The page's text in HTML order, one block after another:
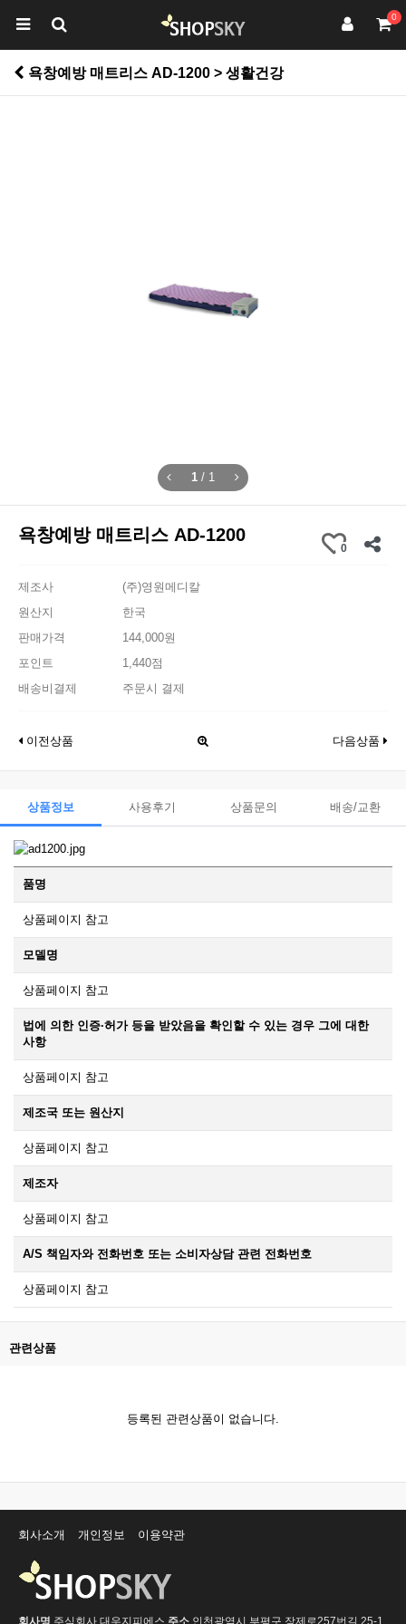
0
욕창예방 매트리스 AD-1200 > 생활건강
1 / 1
욕창예방 매트리스 AD-1200
0
제조사
(주)영원메디칼
원산지
한국
판매가격
144,000원
포인트
1,440점
배송비결제
주문시 결제
이전상품 다음상품
상품정보 사용후기 상품문의 배송/교환
품명
상품페이지 참고
모델명
상품페이지 참고
법에 의한 인증·허가 등을 받았음을 확인할 수 있는 경우 그에 대한
사항
상품페이지 참고
제조국 또는 원산지
상품페이지 참고
제조자
상품페이지 참고
A/S 책임자와 전화번호 또는 소비자상담 관련 전화번호
상품페이지 참고
관련상품
등록된 관련상품이 없습니다.
회사소개 개인정보 이용약관
회사명 주식회사 대우지피에스 주소 인천광역시 부평구 장제로257번길 25-1